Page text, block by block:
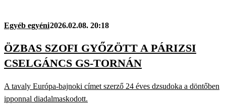
Egyéb egyéni2026.02.08. 20:18
ÖZBAS SZOFI GYŐZÖTT A PÁRIZSI
CSELGÁNCS GS-TORNÁN
A tavaly Európa-bajnoki címet szerző 24 éves dzsudoka a döntőben
ipponnal diadalmaskodott.